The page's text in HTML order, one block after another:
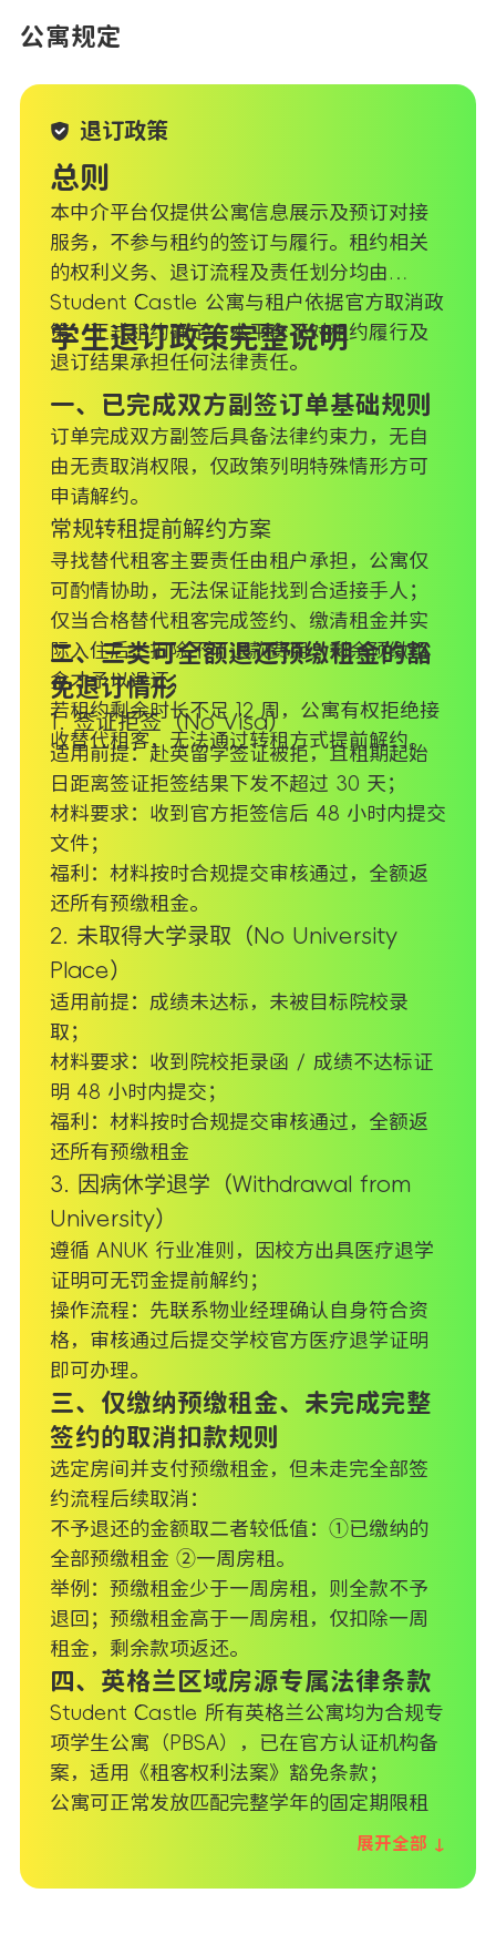
公寓规定
退订政策
总则
本中介平台仅提供公寓信息展示及预订对接
服务，不参与租约的签订与履行。租约相关
的权利义务、退订流程及责任划分均由
Student Castle 公寓与租户依据官方取消政
策、正式租约确定，本平台不对租约履行及
退订结果承担任何法律责任。
学生退订政策完整说明
一、已完成双方副签订单基础规则
订单完成双方副签后具备法律约束力，无自
由无责取消权限，仅政策列明特殊情形方可
申请解约。
常规转租提前解约方案
寻找替代租客主要责任由租户承担，公寓仅
可酌情协助，无法保证能找到合适接手人；
仅当合格替代租客完成签约、缴清租金并实
际入住后，扣除不可退款费用，剩余预缴租
金才予以退还；
若租约剩余时长不足 12 周，公寓有权拒绝接
收替代租客，无法通过转租方式提前解约。
二、三类可全额退还预缴租金的豁
免退订情形
1. 签证拒签（No Visa）
适用前提：赴英留学签证被拒，且租期起始
日距离签证拒签结果下发不超过 30 天；
材料要求：收到官方拒签信后 48 小时内提交
文件；
福利：材料按时合规提交审核通过，全额返
还所有预缴租金。
2. 未取得大学录取（No University
Place）
适用前提：成绩未达标，未被目标院校录
取；
材料要求：收到院校拒录函 / 成绩不达标证
明 48 小时内提交；
福利：材料按时合规提交审核通过，全额返
还所有预缴租金
3. 因病休学退学（Withdrawal from
University）
遵循 ANUK 行业准则，因校方出具医疗退学
证明可无罚金提前解约；
操作流程：先联系物业经理确认自身符合资
格，审核通过后提交学校官方医疗退学证明
即可办理。
三、仅缴纳预缴租金、未完成完整
签约的取消扣款规则
选定房间并支付预缴租金，但未走完全部签
约流程后续取消：
不予退还的金额取二者较低值：①已缴纳的
全部预缴租金 ②一周房租。
举例：预缴租金少于一周房租，则全款不予
退回；预缴租金高于一周房租，仅扣除一周
租金，剩余款项返还。
四、英格兰区域房源专属法律条款
Student Castle 所有英格兰公寓均为合规专
项学生公寓（PBSA），已在官方认证机构备
案，适用《租客权利法案》豁免条款；
公寓可正常发放匹配完整学年的固定期限租
用于本公寓租约，所有住户必须完整履行整
展开全部 ↓